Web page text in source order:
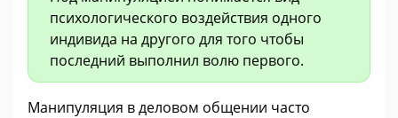
психологического воздействия одного
индивида на другого для того чтобы
последний выполнил волю первого.
Манипуляция в деловом общении часто